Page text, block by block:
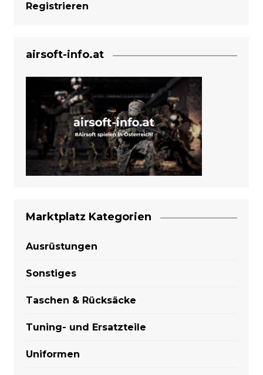
Registrieren
airsoft-info.at
Marktplatz Kategorien
Ausrüstungen
Sonstiges
Taschen & Rücksäcke
Tuning- und Ersatzteile
Uniformen